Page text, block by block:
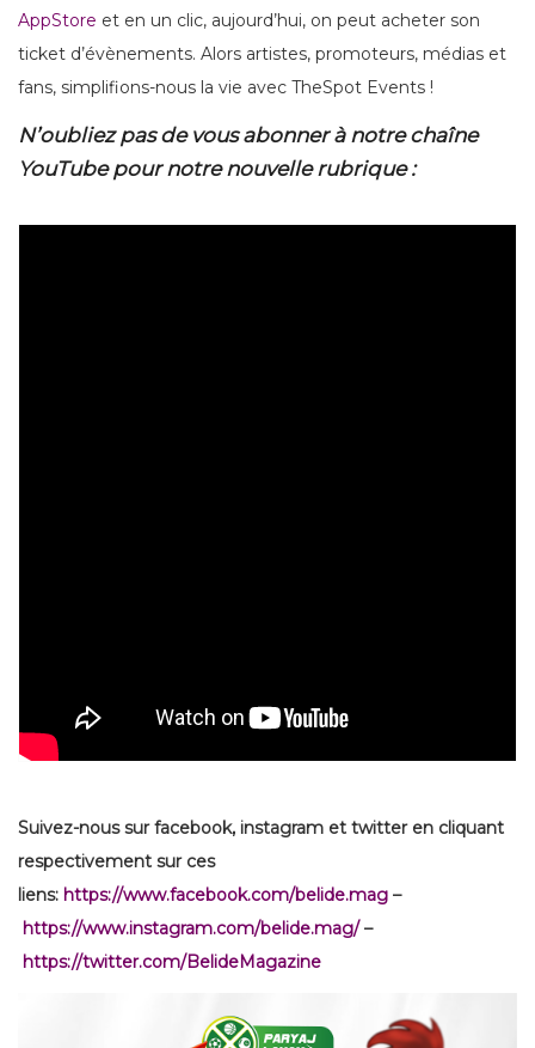
AppStore et en un clic, aujourd’hui, on peut acheter son
ticket d’évènements. Alors artistes, promoteurs, médias et
fans, simplifions-nous la vie avec TheSpot Events !
N’oubliez pas de vous abonner à notre chaîne
YouTube pour notre nouvelle rubrique :
Suivez-nous sur facebook, instagram et twitter en cliquant
respectivement sur ces
liens: https://www.facebook.com/belide.mag –
https://www.instagram.com/belide.mag/–
https://twitter.com/BelideMagazine